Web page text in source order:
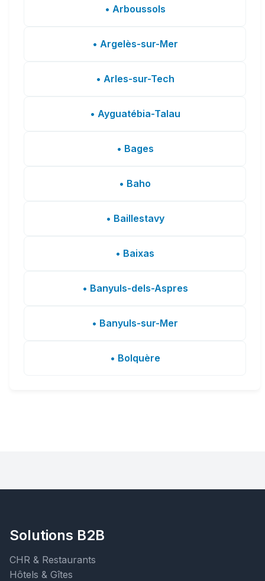
• Arboussols
• Argelès-sur-Mer
• Arles-sur-Tech
• Ayguatébia-Talau
• Bages
• Baho
• Baillestavy
• Baixas
• Banyuls-dels-Aspres
• Banyuls-sur-Mer
• Bolquère
Solutions B2B
CHR & Restaurants
Hôtels & Gîtes